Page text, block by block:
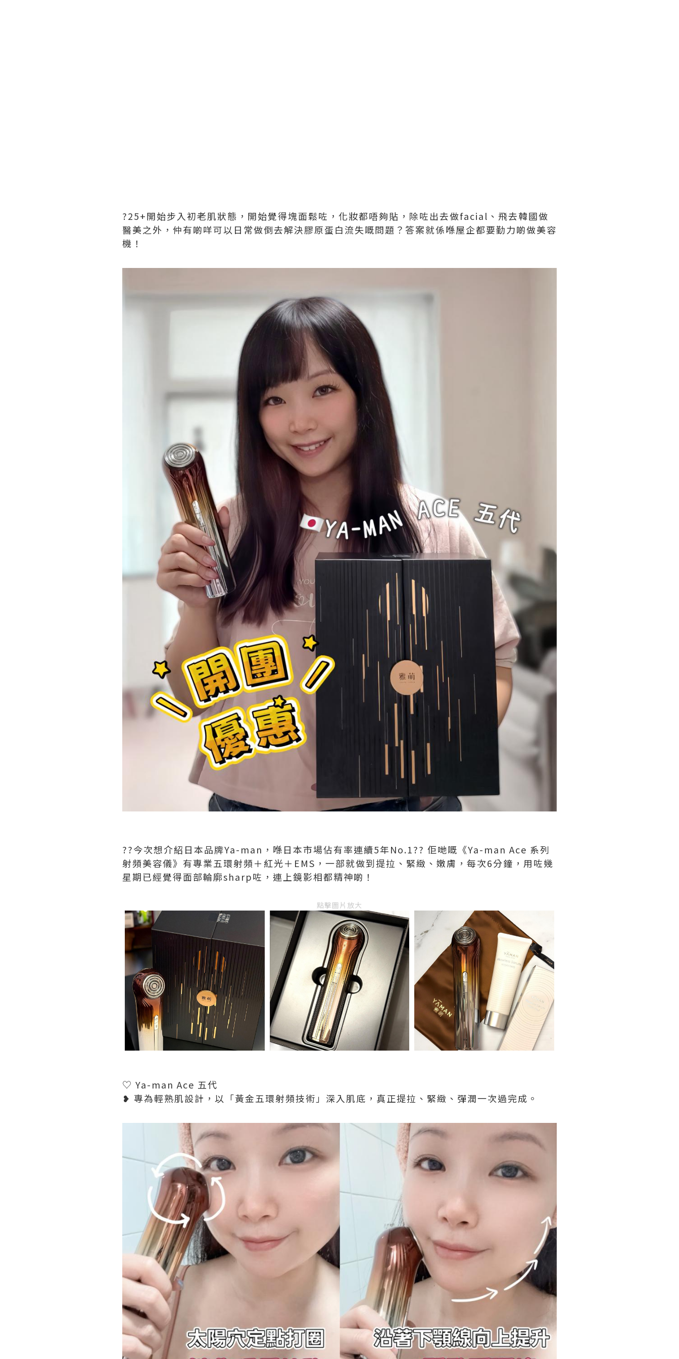
?25+開始步入初老肌狀態，開始覺得塊面鬆咗，化妝都唔夠貼，除咗出去做facial、飛去韓國做
醫美之外，仲有啲咩可以日常做倒去解決膠原蛋白流失嘅問題？答案就係喺屋企都要勤力啲做美容
機！
??今次想介紹日本品牌Ya-man，喺日本市場佔有率連續5年No.1?? 佢哋嘅《Ya-man Ace 系列
射頻美容儀》有專業五環射頻＋紅光＋EMS，一部就做到提拉、緊緻、嫩膚，每次6分鐘，用咗幾
星期已經覺得面部輪廓sharp咗，連上鏡影相都精神啲！
點擊圖片放大
♡ Ya-man Ace 五代
❥ 專為輕熟肌設計，以「黃金五環射頻技術」深入肌底，真正提拉、緊緻、彈潤一次過完成。